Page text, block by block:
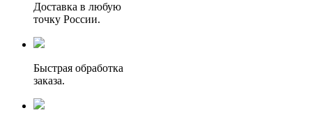
Доставка в любую
точку России.
Быстрая обработка
заказа.